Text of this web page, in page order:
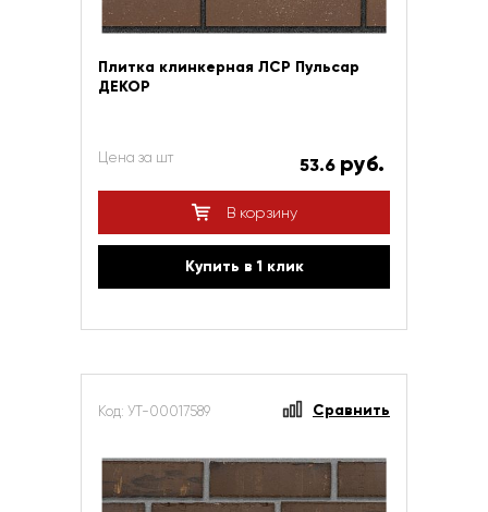
Плитка клинкерная ЛСР Пульсар
ДЕКОР
Цена за шт 53.6 руб.
В корзину
Купить в 1 клик
Код: УТ-00017589 Сравнить